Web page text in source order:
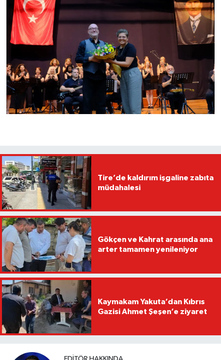
Tire’de kaldırım işgaline zabıta
müdahalesi
Gökçen ve Kahrat arasında ana
arter tamamen yenileniyor
Kaymakam Yakuta’dan Kıbrıs
Gazisi Ahmet Şeşen’e ziyaret